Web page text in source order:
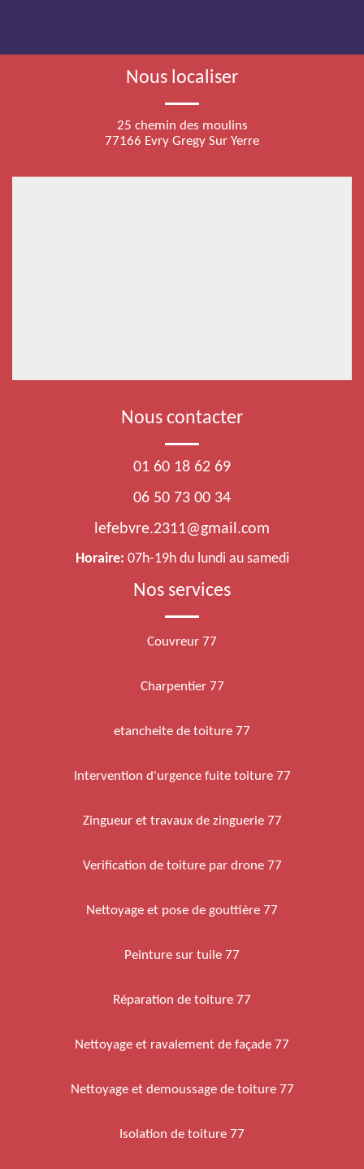
Nous localiser
25 chemin des moulins
77166 Evry Gregy Sur Yerre
Nous contacter
01 60 18 62 69
06 50 73 00 34
lefebvre.2311@gmail.com
Horaire: 07h-19h du lundi au samedi
Nos services
Couvreur 77
Charpentier 77
etancheite de toiture 77
Intervention d'urgence fuite toiture 77
Zingueur et travaux de zinguerie 77
Verification de toiture par drone 77
Nettoyage et pose de gouttière 77
Peinture sur tuile 77
Réparation de toiture 77
Nettoyage et ravalement de façade 77
Nettoyage et demoussage de toiture 77
Isolation de toiture 77